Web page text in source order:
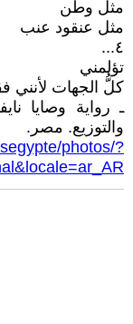
مثل وطن
مثل عنقود عنب
٤...
تؤلمني
كلُّ الجهات
والتوزيع. مصر.
photos/?